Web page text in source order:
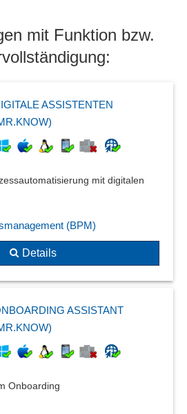
Platform
mit Funktion bzw.
ASSISTENTEN
mit digitalen
(BPM)
Details
ASSISTANT
Onboarding